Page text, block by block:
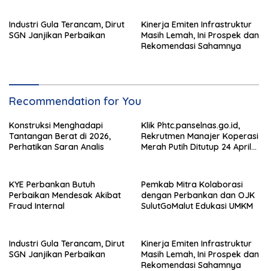
Industri Gula Terancam, Dirut
SGN Janjikan Perbaikan
Kinerja Emiten Infrastruktur
Masih Lemah, Ini Prospek dan
Rekomendasi Sahamnya
Recommendation for You
Konstruksi Menghadapi
Tantangan Berat di 2026,
Perhatikan Saran Analis
Klik Phtc.panselnas.go.id,
Rekrutmen Manajer Koperasi
Merah Putih Ditutup 24 April
KYE Perbankan Butuh
Perbaikan Mendesak Akibat
Fraud Internal
Pemkab Mitra Kolaborasi
dengan Perbankan dan OJK
SulutGoMalut Edukasi UMKM
Industri Gula Terancam, Dirut
SGN Janjikan Perbaikan
Kinerja Emiten Infrastruktur
Masih Lemah, Ini Prospek dan
Rekomendasi Sahamnya